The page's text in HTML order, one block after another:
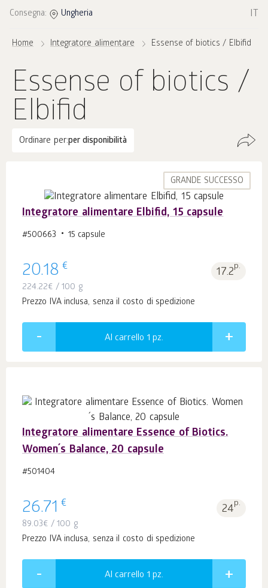
Consegna: Ungheria IT
Home Integratore alimentare Essense of biotics / Elbifid
Essense of biotics /
Elbifid
Ordinare per:per disponibilità
GRANDE SUCCESSO
Integratore alimentare Elbifid, 15 capsule
#500663 15 capsule
20.18 € 17.2p.
224.22€ / 100 g
Prezzo IVA inclusa, senza il costo di spedizione
Al carrello 1 pz.
Integratore alimentare Essence of Biotics.
Women´s Balance, 20 capsule
#501404
26.71 € 24p.
89.03€ / 100 g
Prezzo IVA inclusa, senza il costo di spedizione
Al carrello 1 pz.